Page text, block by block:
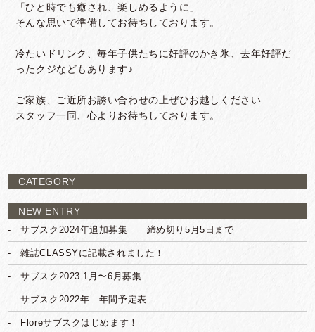
「ひと時でも癒され、楽しめるように」
そんな思いで準備してお待ちしております。
冷たいドリンク、毎年子供たちに好評のかき氷、去年好評だ
ったクジなどもあります♪
ご家族、ご近所お誘い合わせの上ぜひお越しください
スタッフ一同、心よりお待ちしております。
CATEGORY
NEW ENTRY
サブスク2024年追加募集 締め切り5月5日まで
雑誌CLASSYに記載されました！
サブスク2023 1月〜6月募集
サブスク2022年 年間予定表
Floreサブスクはじめます！